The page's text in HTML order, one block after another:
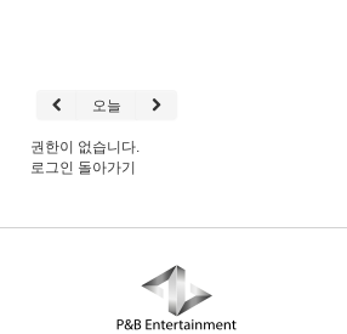
오늘
권한이 없습니다.
로그인 돌아가기